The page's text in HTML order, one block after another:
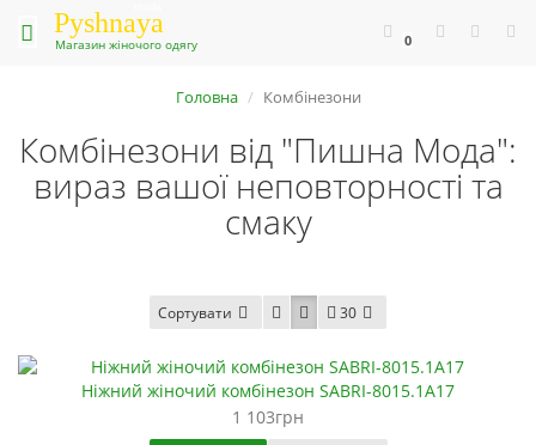
0
Pyshnaya
Магазин жіночого одягу
Головна Комбінезони
Комбінезони від "Пишна Мода":
вираз вашої неповторності та
смаку
Сортувати 30
Ніжний жіночий комбінезон SABRI-8015.1A17
1 103грн